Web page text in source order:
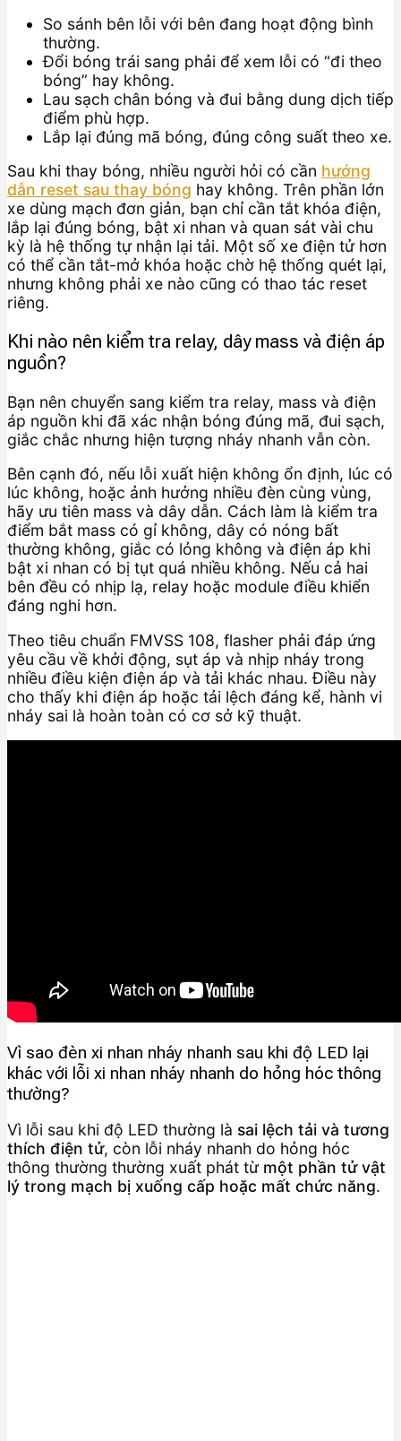
So sánh bên lỗi với bên đang hoạt động bình
thường.
Đổi bóng trái sang phải để xem lỗi có “đi theo
bóng” hay không.
Lau sạch chân bóng và đui bằng dung dịch tiếp
điểm phù hợp.
Lắp lại đúng mã bóng, đúng công suất theo xe.
Sau khi thay bóng, nhiều người hỏi có cần hướng
dẫn reset sau thay bóng hay không. Trên phần lớn
xe dùng mạch đơn giản, bạn chỉ cần tắt khóa điện,
lắp lại đúng bóng, bật xi nhan và quan sát vài chu
kỳ là hệ thống tự nhận lại tải. Một số xe điện tử hơn
có thể cần tắt-mở khóa hoặc chờ hệ thống quét lại,
nhưng không phải xe nào cũng có thao tác reset
riêng.
Khi nào nên kiểm tra relay, dây mass và điện áp
nguồn?
Bạn nên chuyển sang kiểm tra relay, mass và điện
áp nguồn khi đã xác nhận bóng đúng mã, đui sạch,
giắc chắc nhưng hiện tượng nháy nhanh vẫn còn.
Bên cạnh đó, nếu lỗi xuất hiện không ổn định, lúc có
lúc không, hoặc ảnh hưởng nhiều đèn cùng vùng,
hãy ưu tiên mass và dây dẫn. Cách làm là kiểm tra
điểm bắt mass có gỉ không, dây có nóng bất
thường không, giắc có lỏng không và điện áp khi
bật xi nhan có bị tụt quá nhiều không. Nếu cả hai
bên đều có nhịp lạ, relay hoặc module điều khiển
đáng nghi hơn.
Theo tiêu chuẩn FMVSS 108, flasher phải đáp ứng
yêu cầu về khởi động, sụt áp và nhịp nháy trong
nhiều điều kiện điện áp và tải khác nhau. Điều này
cho thấy khi điện áp hoặc tải lệch đáng kể, hành vi
nháy sai là hoàn toàn có cơ sở kỹ thuật.
Vì sao đèn xi nhan nháy nhanh sau khi độ LED lại
khác với lỗi xi nhan nháy nhanh do hỏng hóc thông
thường?
Vì lỗi sau khi độ LED thường là sai lệch tải và tương
thích điện tử, còn lỗi nháy nhanh do hỏng hóc
thông thường thường xuất phát từ một phần tử vật
lý trong mạch bị xuống cấp hoặc mất chức năng.